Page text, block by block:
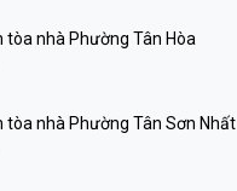
tòa nhà Phường Tân Hòa
tòa nhà Phường Tân Sơn Nhất